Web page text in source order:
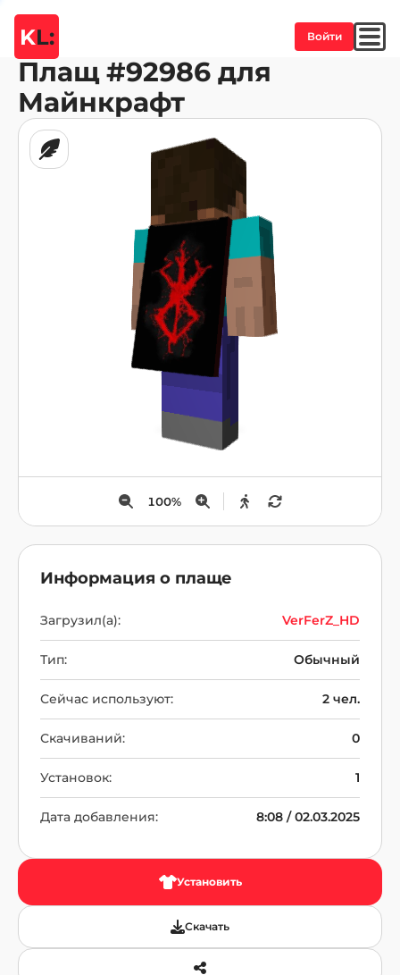
KL: Войти
Плащ #92986 для
Майнкрафт
100%
Информация о плаще
Загрузил(а): VerFerZ_HD
Тип: Обычный
Сейчас используют: 2 чел.
Скачиваний: 0
Установок: 1
Дата добавления: 8:08 / 02.03.2025
Установить
Скачать